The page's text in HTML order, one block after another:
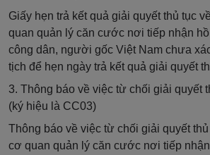
Giấy hẹn trả kết quả giải quyết thủ tục
quan quản lý căn cước nơi tiếp nhận
công dân, người gốc Việt Nam chưa
tịch để hẹn ngày trả kết quả giải quyết
3. Thông báo về việc từ chối giải quyết
(ký hiệu là CC03)
Thông báo về việc từ chối giải quyết
cơ quan quản lý căn cước nơi tiếp